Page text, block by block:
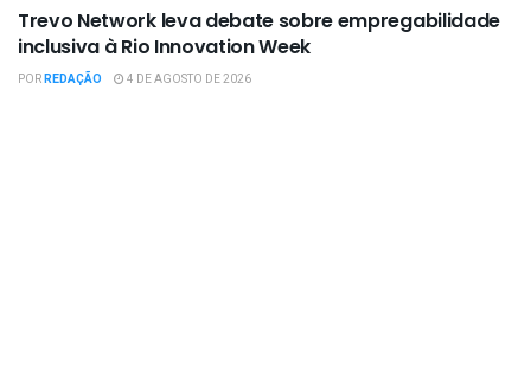
Trevo Network leva debate sobre empregabilidade
inclusiva à Rio Innovation Week
PORREDAÇÃO 4 DE AGOSTO DE 2026